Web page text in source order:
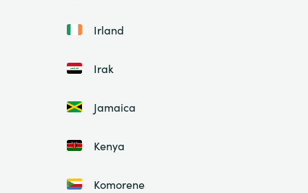
Irland
Irak
Jamaica
Kenya
Komorene